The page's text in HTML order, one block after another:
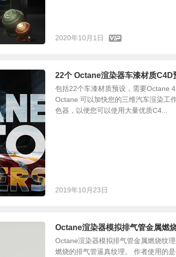
2020年10月1日
22个 Octane渲染器车漆材质
包括22个车漆材质预设，需要Octane
Octane 可以加快您的三维汽车渲染工
色器，以便您可以使用大量优质C4...
2019年10月23日
Octane渲染器模拟排气管金属燃
Octane渲染器模拟排气管金属燃烧纹
燃烧的排气管逼真纹理。 作者使用的